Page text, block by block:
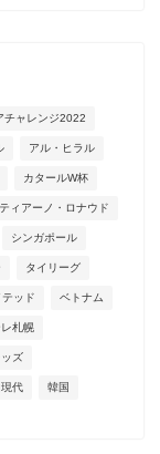
チャレンジ2022
アル・ヒラル
カタールW杯
ィアーノ・ロナウド
シンガポール
タイリーグ
ッド ベトナム
札幌
ズ
代 韓国